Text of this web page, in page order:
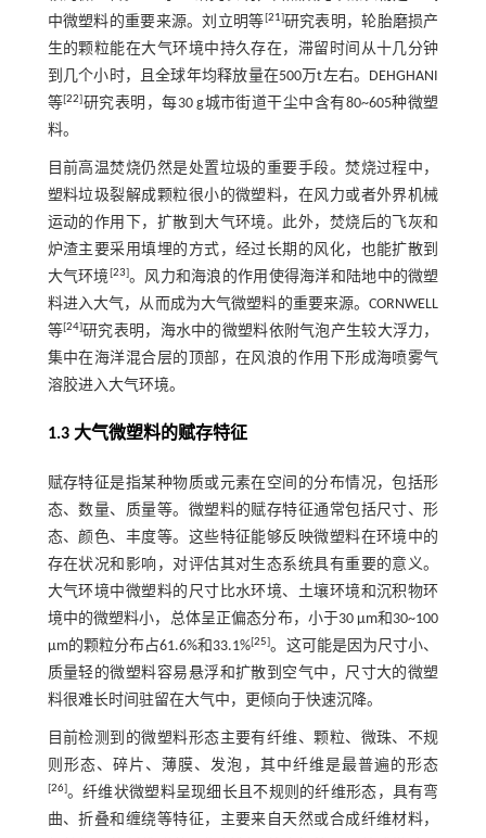
中微塑料的重要来源。刘立明等[21]研究表明，轮胎磨损产
生的颗粒能在大气环境中持久存在，滞留时间从十几分钟
到几个小时，且全球年均释放量在500万t左右。DEHGHANI
等[22]研究表明，每30 g城市街道干尘中含有80~605种微塑
料。
目前高温焚烧仍然是处置垃圾的重要手段。焚烧过程中，
塑料垃圾裂解成颗粒很小的微塑料，在风力或者外界机械
运动的作用下，扩散到大气环境。此外，焚烧后的飞灰和
炉渣主要采用填埋的方式，经过长期的风化，也能扩散到
大气环境[23]。风力和海浪的作用使得海洋和陆地中的微塑
料进入大气，从而成为大气微塑料的重要来源。CORNWELL
等[24]研究表明，海水中的微塑料依附气泡产生较大浮力，
集中在海洋混合层的顶部，在风浪的作用下形成海喷雾气
溶胶进入大气环境。
1.3 大气微塑料的赋存特征
赋存特征是指某种物质或元素在空间的分布情况，包括形
态、数量、质量等。微塑料的赋存特征通常包括尺寸、形
态、颜色、丰度等。这些特征能够反映微塑料在环境中的
存在状况和影响，对评估其对生态系统具有重要的意义。
大气环境中微塑料的尺寸比水环境、土壤环境和沉积物环
境中的微塑料小，总体呈正偏态分布，小于30 µm和30~100
µm的颗粒分布占61.6%和33.1%[25]。这可能是因为尺寸小、
质量轻的微塑料容易悬浮和扩散到空气中，尺寸大的微塑
料很难长时间驻留在大气中，更倾向于快速沉降。
目前检测到的微塑料形态主要有纤维、颗粒、微珠、不规
则形态、碎片、薄膜、发泡，其中纤维是最普遍的形态
[26]。纤维状微塑料呈现细长且不规则的纤维形态，具有弯
曲、折叠和缠绕等特征，主要来自天然或合成纤维材料，